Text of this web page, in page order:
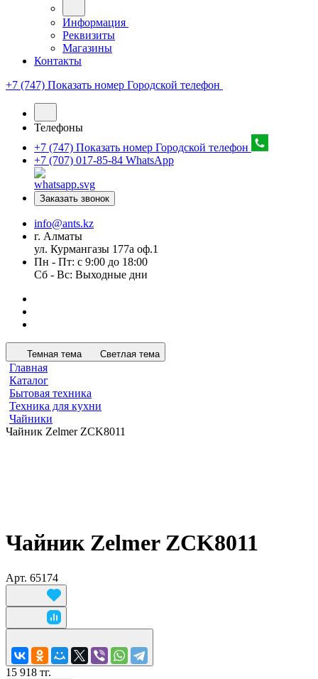
Информация
Реквизиты
Магазины
Контакты
+7 (747) Показать номер Городской телефон
Телефоны
+7 (747) Показать номер Городской телефон
+7 (707) 017-85-84 WhatsApp
Заказать звонок
info@ants.kz
г. Алматы
ул. Курмангазы 177а оф.1
Пн - Пт: с 9:00 до 18:00
Сб - Вс: Выходные дни
Темная тема Светлая тема
Главная
Каталог
Бытовая техника
Техника для кухни
Чайники
Чайник Zelmer ZCK8011
Чайник Zelmer ZCK8011
Арт. 65174
15 918 тг.